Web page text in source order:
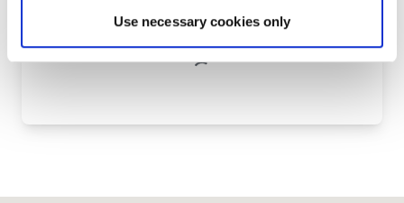
Use necessary cookies only
Contact us!